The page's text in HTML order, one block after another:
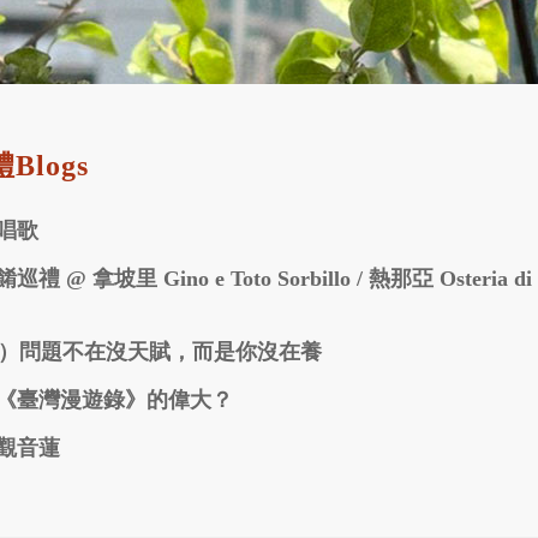
Blogs
歌
巡禮 @ 拿坡里 Gino e Toto Sorbillo / 熱那亞 Osteria di
問題不在沒天賦，而是你沒在養
臺灣漫遊錄》的偉大？
音蓮